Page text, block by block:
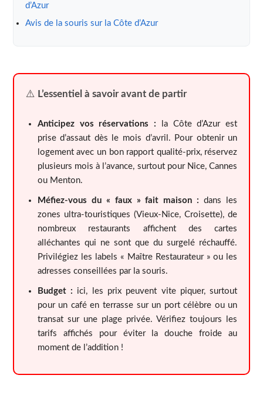
d’Azur
Avis de la souris sur la Côte d’Azur
⚠️ L’essentiel à savoir avant de partir
Anticipez vos réservations : la Côte d’Azur est
prise d’assaut dès le mois d’avril. Pour obtenir un
logement avec un bon rapport qualité-prix, réservez
plusieurs mois à l’avance, surtout pour Nice, Cannes
ou Menton.
Méfiez-vous du « faux » fait maison : dans les
zones ultra-touristiques (Vieux-Nice, Croisette), de
nombreux restaurants affichent des cartes
alléchantes qui ne sont que du surgelé réchauffé.
Privilégiez les labels « Maître Restaurateur » ou les
adresses conseillées par la souris.
Budget : ici, les prix peuvent vite piquer, surtout
pour un café en terrasse sur un port célèbre ou un
transat sur une plage privée. Vérifiez toujours les
tarifs affichés pour éviter la douche froide au
moment de l’addition !